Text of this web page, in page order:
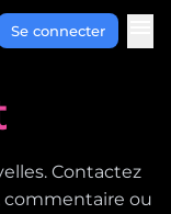
Se connecter
Contactez
ou